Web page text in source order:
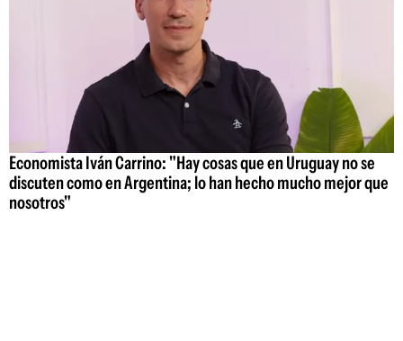
Economista Iván Carrino: "Hay cosas que en Uruguay no se
discuten como en Argentina; lo han hecho mucho mejor que
nosotros"